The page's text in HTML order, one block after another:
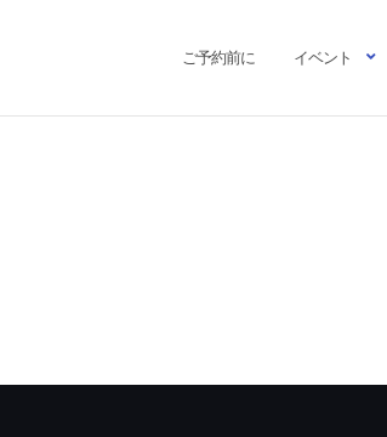
ご予約前に イベント